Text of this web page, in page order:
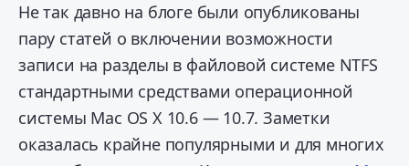
Не так давно на блоге были опубликованы
пару статей о включении возможности
записи на разделы в файловой системе NTFS
стандартными средствами операционной
системы Mac OS X 10.6 — 10.7. Заметки
оказалась крайне популярными и для многих